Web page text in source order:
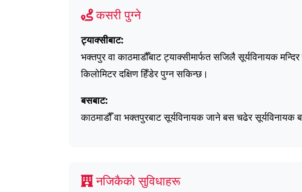
कसरी पुग्ने
ट्याक्सीबाट:
भक्तपुर वा काठमाडौँबाट ट्याक्सीमार्फत सजिलै सूर्यविनायक
किलोमिटर दक्षिण हिँडेर पुग्न सकिन्छ।
बसबाट:
काठमाडौँ वा भक्तपुरबाट सूर्यविनायक जाने बस चढेर सूर्यविनायक
नजिकैको सुविधाहरू